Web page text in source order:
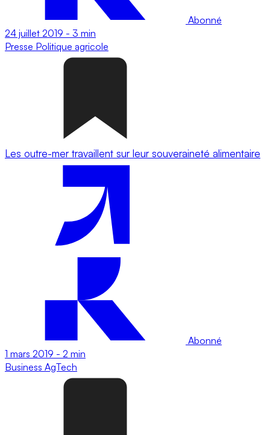
Abonné
24 juillet 2019 - 3 min
Presse Politique agricole
Les outre-mer travaillent sur leur souveraineté alimentaire
Abonné
1 mars 2019 - 2 min
Business AgTech